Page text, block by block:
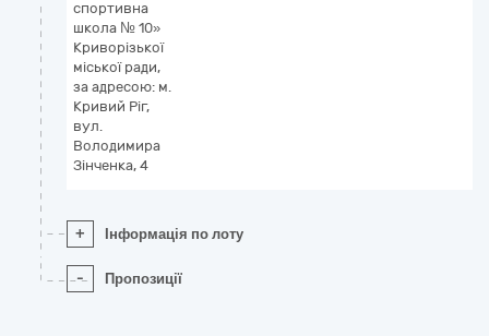
спортивна
школа № 10»
Криворізької
міської ради,
за адресою: м.
Кривий Ріг,
вул.
Володимира
Зінченка, 4
+ Інформація по лоту
- Пропозиції